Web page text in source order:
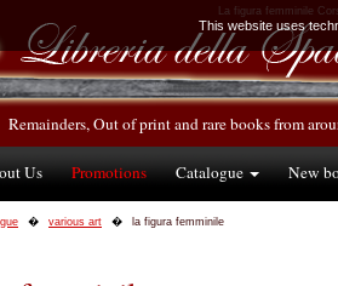
La figura femminile
Remainders, Out of print and rare books from
Us Promotions Catalogue New
various art la figura femminile
This website uses